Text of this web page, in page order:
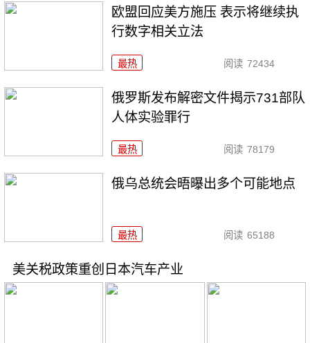
欧盟回应美方施压 表示将继续执
行数字相关立法
最热 阅读 72434
俄罗斯发布解密文件揭示731部队
人体实验罪行
最热 阅读 78179
俄乌总统会晤曝出多个可能地点
最热 阅读 65188
美关税政策重创日本汽车产业